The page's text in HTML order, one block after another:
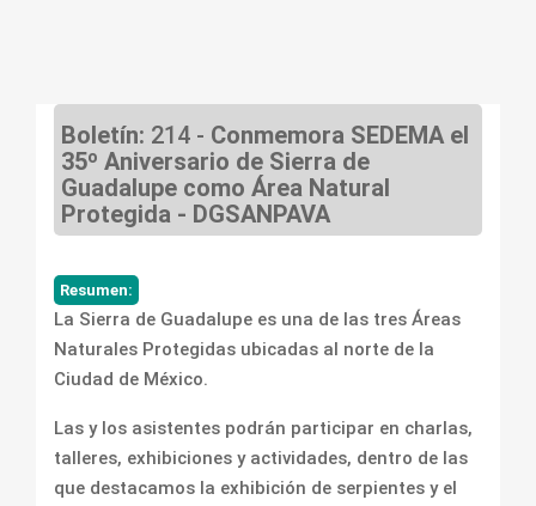
Boletín: 214 - Conmemora SEDEMA el
35º Aniversario de Sierra de
Guadalupe como Área Natural
Protegida - DGSANPAVA
Resumen:
La Sierra de Guadalupe es una de las tres Áreas
Naturales Protegidas ubicadas al norte de la
Ciudad de México.
Las y los asistentes podrán participar en charlas,
talleres, exhibiciones y actividades, dentro de las
que destacamos la exhibición de serpientes y el